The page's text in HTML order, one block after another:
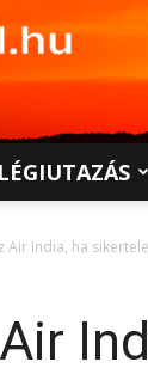
LÉGIUTAZÁS
Air India, ha